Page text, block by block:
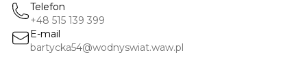
Telefon
+48 515 139 399
E-mail
bartycka54@wodnyswiat.waw.pl